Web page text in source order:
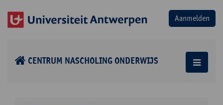
CENTRUM NASCHOLING ONDERWIJS